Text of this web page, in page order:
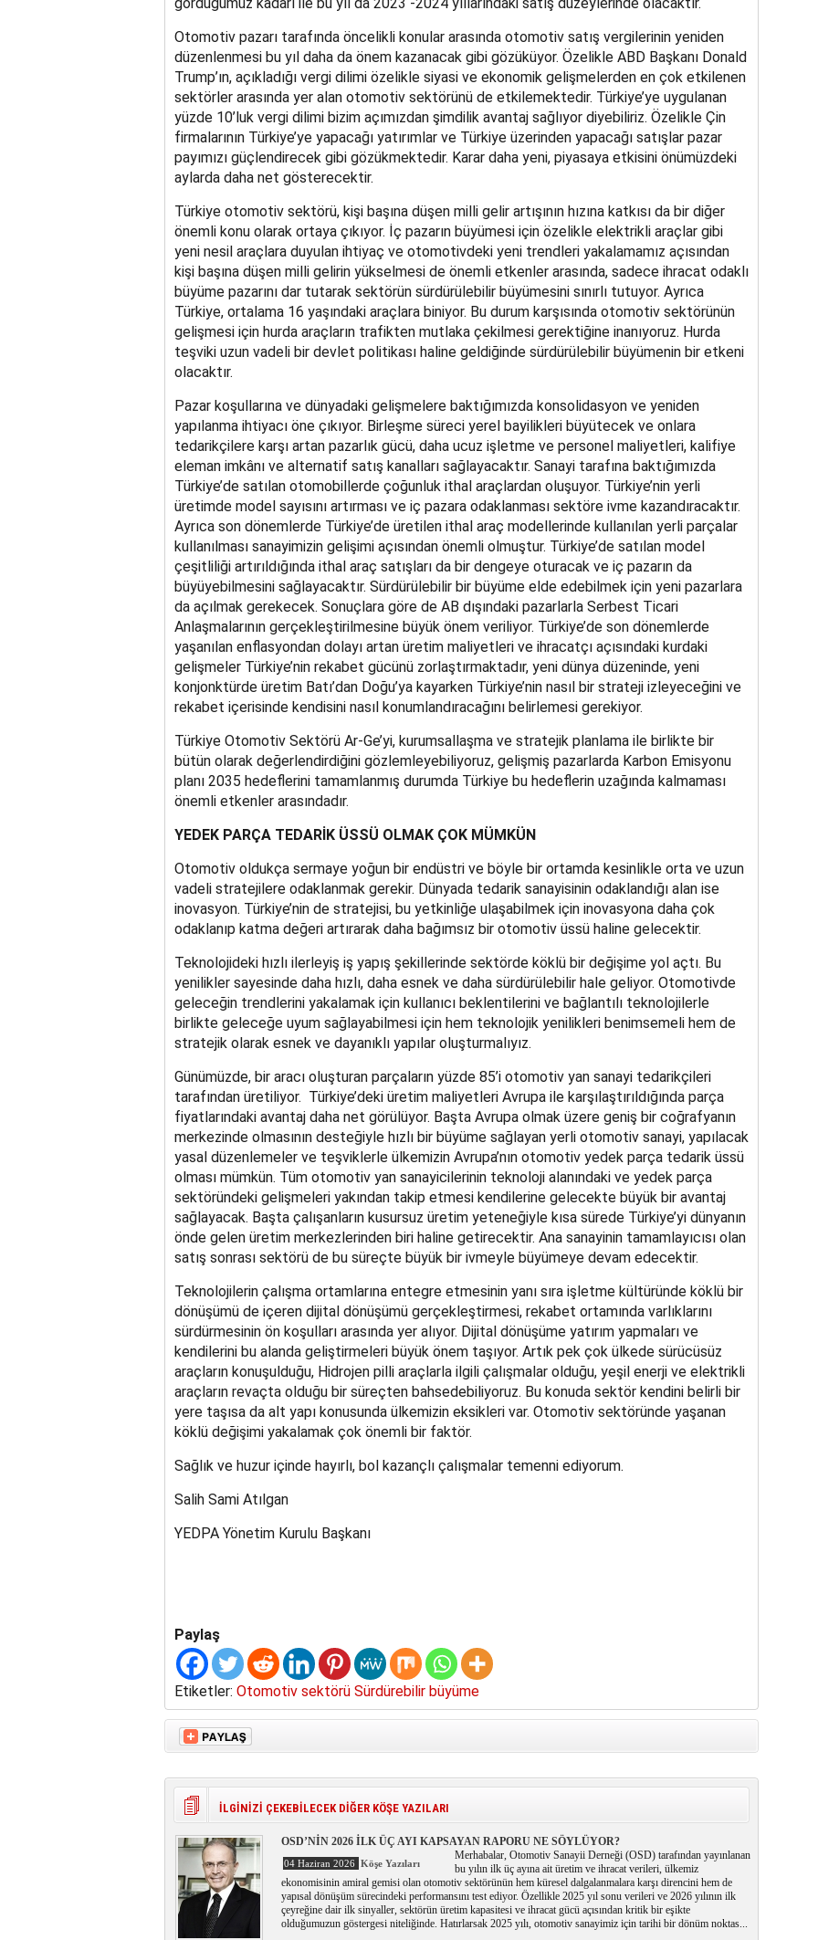
Otomotiv pazarı tarafında öncelikli konular arasında otomotiv satış vergilerinin yeniden
düzenlenmesi bu yıl daha da önem kazanacak gibi gözüküyor. Özelikle ABD Başkanı Donald
Trump’ın, açıkladığı vergi dilimi özelikle siyasi ve ekonomik gelişmelerden en çok etkilenen
sektörler arasında yer alan otomotiv sektörünü de etkilemektedir. Türkiye’ye uygulanan
yüzde 10’luk vergi dilimi bizim açımızdan şimdilik avantaj sağlıyor diyebiliriz. Özelikle Çin
firmalarının Türkiye’ye yapacağı yatırımlar ve Türkiye üzerinden yapacağı satışlar pazar
payımızı güçlendirecek gibi gözükmektedir. Karar daha yeni, piyasaya etkisini önümüzdeki
aylarda daha net gösterecektir.
Türkiye otomotiv sektörü, kişi başına düşen milli gelir artışının hızına katkısı da bir diğer
önemli konu olarak ortaya çıkıyor. İç pazarın büyümesi için özelikle elektrikli araçlar gibi
yeni nesil araçlara duyulan ihtiyaç ve otomotivdeki yeni trendleri yakalamamız açısından
kişi başına düşen milli gelirin yükselmesi de önemli etkenler arasında, sadece ihracat odaklı
büyüme pazarını dar tutarak sektörün sürdürülebilir büyümesini sınırlı tutuyor. Ayrıca
Türkiye, ortalama 16 yaşındaki araçlara biniyor. Bu durum karşısında otomotiv sektörünün
gelişmesi için hurda araçların trafikten mutlaka çekilmesi gerektiğine inanıyoruz. Hurda
teşviki uzun vadeli bir devlet politikası haline geldiğinde sürdürülebilir büyümenin bir etkeni
olacaktır.
Pazar koşullarına ve dünyadaki gelişmelere baktığımızda konsolidasyon ve yeniden
yapılanma ihtiyacı öne çıkıyor. Birleşme süreci yerel bayilikleri büyütecek ve onlara
tedarikçilere karşı artan pazarlık gücü, daha ucuz işletme ve personel maliyetleri, kalifiye
eleman imkânı ve alternatif satış kanalları sağlayacaktır. Sanayi tarafına baktığımızda
Türkiye’de satılan otomobillerde çoğunluk ithal araçlardan oluşuyor. Türkiye’nin yerli
üretimde model sayısını artırması ve iç pazara odaklanması sektöre ivme kazandıracaktır.
Ayrıca son dönemlerde Türkiye’de üretilen ithal araç modellerinde kullanılan yerli parçalar
kullanılması sanayimizin gelişimi açısından önemli olmuştur. Türkiye’de satılan model
çeşitliliği artırıldığında ithal araç satışları da bir dengeye oturacak ve iç pazarın da
büyüyebilmesini sağlayacaktır. Sürdürülebilir bir büyüme elde edebilmek için yeni pazarlara
da açılmak gerekecek. Sonuçlara göre de AB dışındaki pazarlarla Serbest Ticari
Anlaşmalarının gerçekleştirilmesine büyük önem veriliyor. Türkiye’de son dönemlerde
yaşanılan enflasyondan dolayı artan üretim maliyetleri ve ihracatçı açısındaki kurdaki
gelişmeler Türkiye’nin rekabet gücünü zorlaştırmaktadır, yeni dünya düzeninde, yeni
konjonktürde üretim Batı’dan Doğu’ya kayarken Türkiye’nin nasıl bir strateji izleyeceğini ve
rekabet içerisinde kendisini nasıl konumlandıracağını belirlemesi gerekiyor.
Türkiye Otomotiv Sektörü Ar-Ge’yi, kurumsallaşma ve stratejik planlama ile birlikte bir
bütün olarak değerlendirdiğini gözlemleyebiliyoruz, gelişmiş pazarlarda Karbon Emisyonu
planı 2035 hedeflerini tamamlanmış durumda Türkiye bu hedeflerin uzağında kalmaması
önemli etkenler arasındadır.
YEDEK PARÇA TEDARİK ÜSSÜ OLMAK ÇOK MÜMKÜN
Otomotiv oldukça sermaye yoğun bir endüstri ve böyle bir ortamda kesinlikle orta ve uzun
vadeli stratejilere odaklanmak gerekir. Dünyada tedarik sanayisinin odaklandığı alan ise
inovasyon. Türkiye’nin de stratejisi, bu yetkinliğe ulaşabilmek için inovasyona daha çok
odaklanıp katma değeri artırarak daha bağımsız bir otomotiv üssü haline gelecektir.
Teknolojideki hızlı ilerleyiş iş yapış şekillerinde sektörde köklü bir değişime yol açtı. Bu
yenilikler sayesinde daha hızlı, daha esnek ve daha sürdürülebilir hale geliyor. Otomotivde
geleceğin trendlerini yakalamak için kullanıcı beklentilerini ve bağlantılı teknolojilerle
birlikte geleceğe uyum sağlayabilmesi için hem teknolojik yenilikleri benimsemeli hem de
stratejik olarak esnek ve dayanıklı yapılar oluşturmalıyız.
Günümüzde, bir aracı oluşturan parçaların yüzde 85’i otomotiv yan sanayi tedarikçileri
tarafından üretiliyor. Türkiye’deki üretim maliyetleri Avrupa ile karşılaştırıldığında parça
fiyatlarındaki avantaj daha net görülüyor. Başta Avrupa olmak üzere geniş bir coğrafyanın
merkezinde olmasının desteğiyle hızlı bir büyüme sağlayan yerli otomotiv sanayi, yapılacak
yasal düzenlemeler ve teşviklerle ülkemizin Avrupa’nın otomotiv yedek parça tedarik üssü
olması mümkün. Tüm otomotiv yan sanayicilerinin teknoloji alanındaki ve yedek parça
sektöründeki gelişmeleri yakından takip etmesi kendilerine gelecekte büyük bir avantaj
sağlayacak. Başta çalışanların kusursuz üretim yeteneğiyle kısa sürede Türkiye’yi dünyanın
önde gelen üretim merkezlerinden biri haline getirecektir. Ana sanayinin tamamlayıcısı olan
satış sonrası sektörü de bu süreçte büyük bir ivmeyle büyümeye devam edecektir.
Teknolojilerin çalışma ortamlarına entegre etmesinin yanı sıra işletme kültüründe köklü bir
dönüşümü de içeren dijital dönüşümü gerçekleştirmesi, rekabet ortamında varlıklarını
sürdürmesinin ön koşulları arasında yer alıyor. Dijital dönüşüme yatırım yapmaları ve
kendilerini bu alanda geliştirmeleri büyük önem taşıyor. Artık pek çok ülkede sürücüsüz
araçların konuşulduğu, Hidrojen pilli araçlarla ilgili çalışmalar olduğu, yeşil enerji ve elektrikli
araçların revaçta olduğu bir süreçten bahsedebiliyoruz. Bu konuda sektör kendini belirli bir
yere taşısa da alt yapı konusunda ülkemizin eksikleri var. Otomotiv sektöründe yaşanan
köklü değişimi yakalamak çok önemli bir faktör.
Sağlık ve huzur içinde hayırlı, bol kazançlı çalışmalar temenni ediyorum.
Salih Sami Atılgan
YEDPA Yönetim Kurulu Başkanı
Paylaş
Etiketler: Otomotiv sektörü Sürdürebilir büyüme
İLGİNİZİ ÇEKEBİLECEK DİĞER KÖŞE YAZILARI
OSD’NİN 2026 İLK ÜÇ AYI KAPSAYAN RAPORU NE SÖYLÜYOR?
04 Haziran 2026 Köşe Yazıları
Merhabalar, Otomotiv Sanayii Derneği (OSD) tarafından yayınlanan
bu yılın ilk üç ayına ait üretim ve ihracat verileri, ülkemiz
ekonomisinin amiral gemisi olan otomotiv sektörünün hem küresel dalgalanmalara karşı direncini hem de
yapısal dönüşüm sürecindeki performansını test ediyor. Özellikle 2025 yıl sonu verileri ve 2026 yılının ilk
çeyreğine dair ilk sinyaller, sektörün üretim kapasitesi ve ihracat gücü açısından kritik bir eşikte
olduğumuzun göstergesi niteliğinde. Hatırlarsak 2025 yılı, otomotiv sanayimiz için tarihi bir dönüm noktas...